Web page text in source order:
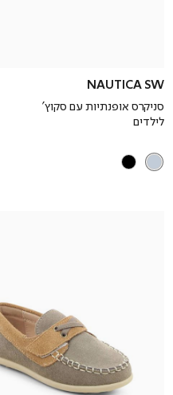
NAUTICA SW
סניקרס אופנתיות עם סקוץ’
לילדים